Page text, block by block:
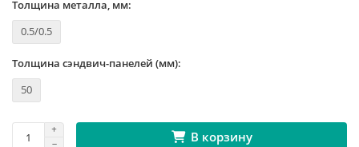
Толщина металла, мм:
0.5/0.5
Толщина сэндвич-панелей (мм):
50
В корзину